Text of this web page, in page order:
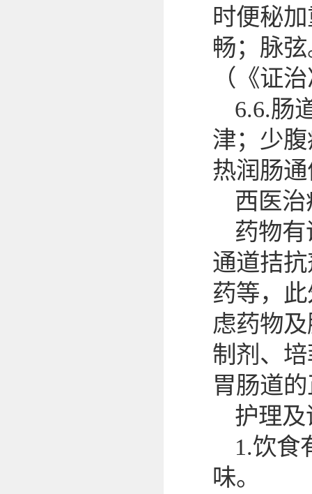
时便秘
畅；脉
（《证
6.6.肠
津；少
热润肠
西医
药物
通道拮
药等，
虑药物
制剂、
胃肠道
护理及
1.饮食
味。